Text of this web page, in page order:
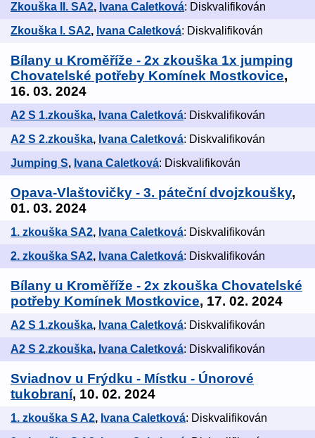
Zkouška II. SA2, Ivana Caletková: Diskvalifikován
Zkouška I. SA2, Ivana Caletková: Diskvalifikován
Bílany u Kroměříže - 2x zkouška 1x jumping
Chovatelské potřeby Komínek Mostkovice,
16. 03. 2024
A2 S 1.zkouška, Ivana Caletková: Diskvalifikován
A2 S 2.zkouška, Ivana Caletková: Diskvalifikován
Jumping S, Ivana Caletková: Diskvalifikován
Opava-Vlaštovičky - 3. páteční dvojzkoušky,
01. 03. 2024
1. zkouška SA2, Ivana Caletková: Diskvalifikován
2. zkouška SA2, Ivana Caletková: Diskvalifikován
Bílany u Kroměříže - 2x zkouška Chovatelské
potřeby Komínek Mostkovice, 17. 02. 2024
A2 S 1.zkouška, Ivana Caletková: Diskvalifikován
A2 S 2.zkouška, Ivana Caletková: Diskvalifikován
Sviadnov u Frýdku - Místku - Únorové
tukobraní, 10. 02. 2024
1. zkouška S A2, Ivana Caletková: Diskvalifikován